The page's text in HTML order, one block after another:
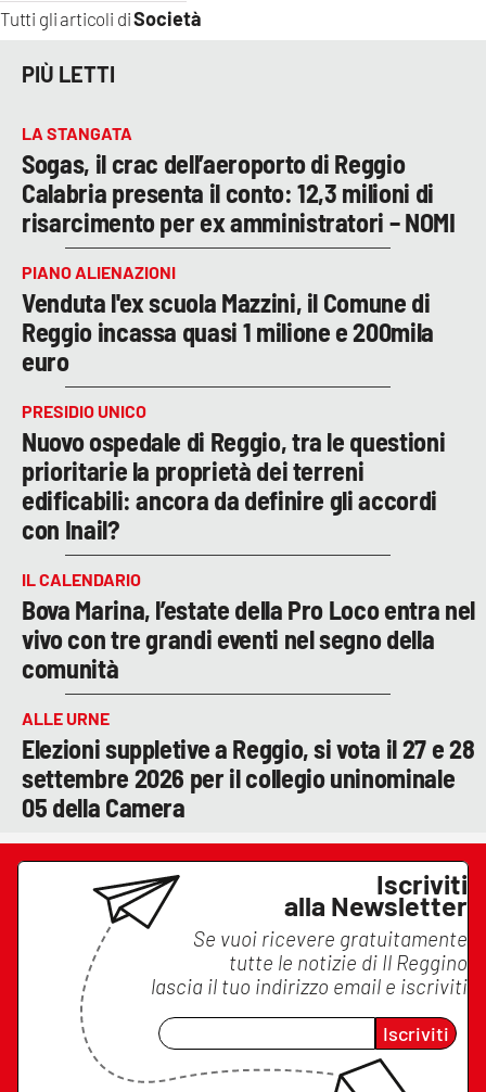
Tutti gli articoli diSocietà
PIÙ LETTI
LA STANGATA
Sogas, il crac dell’aeroporto di Reggio
Calabria presenta il conto: 12,3 milioni di
risarcimento per ex amministratori – NOMI
PIANO ALIENAZIONI
Venduta l'ex scuola Mazzini, il Comune di
Reggio incassa quasi 1 milione e 200mila
euro
PRESIDIO UNICO
Nuovo ospedale di Reggio, tra le questioni
prioritarie la proprietà dei terreni
edificabili: ancora da definire gli accordi
con Inail?
IL CALENDARIO
Bova Marina, l’estate della Pro Loco entra nel
vivo con tre grandi eventi nel segno della
comunità
ALLE URNE
Elezioni suppletive a Reggio, si vota il 27 e 28
settembre 2026 per il collegio uninominale
05 della Camera
Iscriviti
alla Newsletter
Se vuoi ricevere gratuitamente
tutte le notizie di Il Reggino
lascia il tuo indirizzo email e iscriviti
Iscriviti